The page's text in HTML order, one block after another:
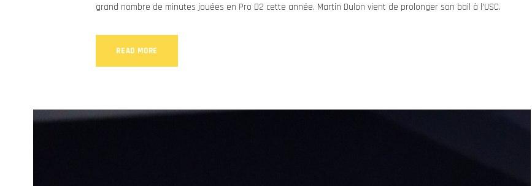
grand nombre de minutes jouées en Pro D2 cette année. Martin Dulon vient de prolonger son bail à l'USC.
READ MORE